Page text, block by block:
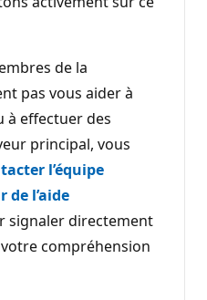
de la
pas vous aider à
à effectuer des
principal, vous
l’équipe
de l’aide
signaler directement
compréhension